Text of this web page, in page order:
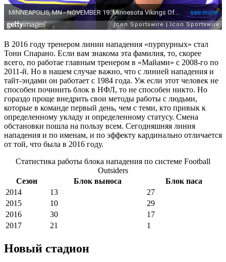
В 2016 году тренером линии нападения «пурпурных» стал
Тони Спарано. Если вам знакома эта фамилия, то, скорее
всего, по работае главным тренером в «Майами» с 2008-го по
2011-й. Но в нашем случае важно, что с линией нападения и
тайт-эндами он работает с 1984 года. Уж если этот человек не
способен починить блок в НФЛ, то не способен никто. Но
гораздо проще внедрить свои методы работы с людьми,
которые в команде первый день, чем с теми, кто привык к
определенному укладу и определенному статусу. Смена
обстановки пошла на пользу всем. Сегодняшняя линия
нападения и по именам, и по эффекту кардинально отличается
от той, что была в 2016 году.
Статистика работы блока нападения по системе Football
Outsiders
Сезон
Блок выноса
Блок паса
2014
13
27
2015
10
29
2016
30
17
2017
21 1
Новый стадион